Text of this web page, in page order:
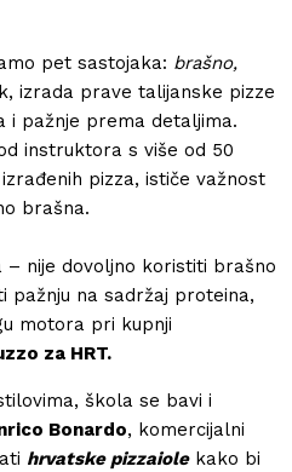
pet sastojaka: brašno,
izrada prave talijanske pizze
i pažnje prema detaljima.
instruktora s više od 50
pizza, ističe važnost
brašna.
– nije dovoljno koristiti brašno
pažnju na sadržaj proteina,
motora pri kupnji
za HRT.
škola se bavi i
Bonardo, komercijalni
hrvatske pizzaiolekako bi